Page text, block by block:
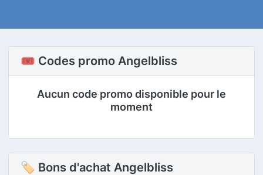
🎟️ Codes promo Angelbliss
Aucun code promo disponible pour le
moment
🏷 Bons d'achat Angelbliss